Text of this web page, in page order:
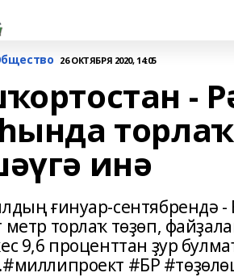
26 ОКТЯБРЯ 2020, 14:05
-
инә
ғинуар-сентябрендә -
метр торлаҡ төҙөп,
9,6 проценттан ҙур
#БР